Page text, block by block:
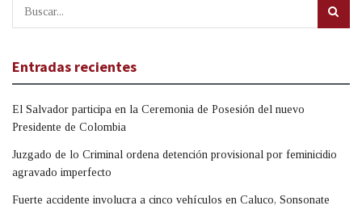
Entradas recientes
El Salvador participa en la Ceremonia de Posesión del nuevo
Presidente de Colombia
Juzgado de lo Criminal ordena detención provisional por feminicidio
agravado imperfecto
Fuerte accidente involucra a cinco vehículos en Caluco, Sonsonate